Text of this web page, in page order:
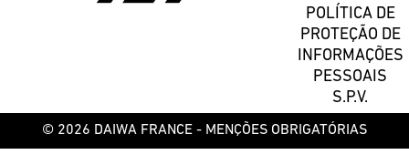
POLÍTICA DE
PROTEÇÃO DE
INFORMAÇÕES
PESSOAIS
S.P.V.
© 2026 DAIWA FRANCE - MENÇÕES OBRIGATÓRIAS